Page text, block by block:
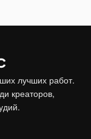
лучших работ.
креаторов,